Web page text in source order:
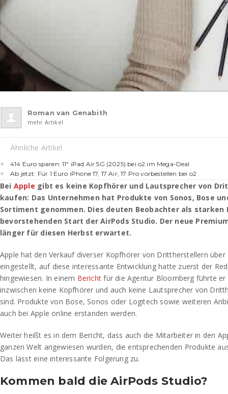
Roman van Genabith
mehr Artikel
Ähnliche Artikel
414 Euro sparen: 11″ iPad Air 5G (2025) bei o2 im Mega-Deal
Ab jetzt: Für 1 Euro iPhone 17, 17 Air, 17 Pro vorbestellen bei o2
Bei Apple gibt es keine Kopfhörer und Lautsprecher von
kaufen: Das Unternehmen hat Produkte von Sonos, Bose
Sortiment genommen. Dies deuten Beobachter als starken
bevorstehenden Start der AirPods Studio. Der neue
länger für diesen Herbst erwartet.
Apple hat den Verkauf diverser Kopfhörer von Drittherstellern
eingestellt, auf diese interessante Entwicklung hatte zuerst der
hingewiesen. In einem Bericht für die Agentur Bloomberg führte er
inzwischen keine Kopfhörer und auch keine Lautsprecher von
sind. Produkte von Bose, Sonos oder Logitech sowie weiteren
auch bei Apple online erstanden werden.
Weiter heißt es in dem Bericht, dass auch die Mitarbeiter in den
ganzen Welt angewiesen wurden, die entsprechenden Produkte
Das lässt eine interessante Folgerung zu.
Kommen bald die AirPods Studio?